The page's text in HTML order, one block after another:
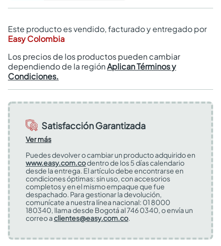
Este producto es vendido, facturado y entregado por
Easy Colombia
Los precios de los productos pueden cambiar
dependiendo de la regiónAplican Términos y
Condiciones.
Satisfacción Garantizada
Ver más
Puedes devolver o cambiar un producto adquirido en
www.easy.com.codentro de los 5 días calendario
desde la entrega. El artículo debe encontrarse en
condiciones óptimas: sin uso, con accesorios
completos y en el mismo empaque que fue
despachado. Para gestionar la devolución,
comunícate a nuestra línea nacional: 01 8000
180340, llama desde Bogotá al 746 0340, o envía un
correo aclientes@easy.com.co.